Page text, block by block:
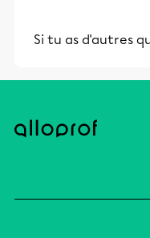
éducative.
Si tu as d'autres